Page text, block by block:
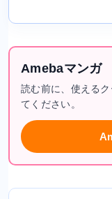
Amebaマンガ
読む前に、使える
てください。